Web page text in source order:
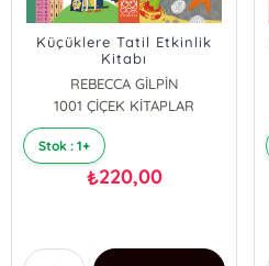
Küçüklere Tatil Etkinlik
Kitabı
REBECCA GİLPİN
1001 ÇİÇEK KİTAPLAR
Stok : 1+
₺220,00